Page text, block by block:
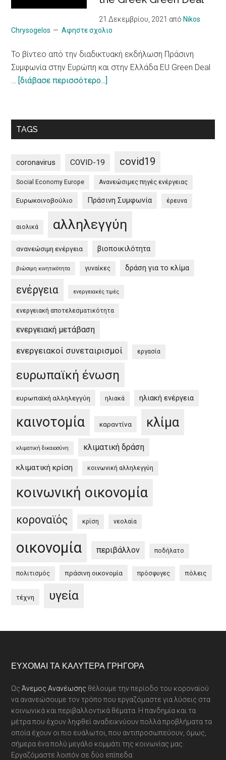
πιο
υπεύθυνο
μοντέλο
10
principles
on
sustainable
tourism
21 Δεκεμβρίου, 2021 από Nikos
Chrysogelos
Αφηστε σχολιο
To βίντεο από την διαδικτυακή εκδήλωση Πράσινη
Συμφωνία στην Ευρώπη και στην Ελλάδα EU Green Deal
… [διάβασε περισσότερο...]
από
εκδήλωση
Συμφωνία
στην
και
Ελλάδα
Green
Green
TAGS
coronavirus COVID-19 covid19
Social Economy Europe Ανανεώσιμες πηγές ενέργειας
Ευρωκοινοβούλιο Πράσινη Συμφωνία έρευνα
αιολικά αλληλεγγύη
ανανεώσιμη ενέργεια βιοποικιλότητα
βιώσιμη κινητικότητα γυναίκες δράση για το κλίμα
ενέργεια ενεργειακές τιμές
ενεργειακή αποτελεσματικότητα
ενεργειακή μετάβαση
ενεργειακοί συνεταιρισμοί εργασία
ευρωπαϊκή ένωση
ευρωπαϊκή αλληλεγγύη ηλιακά ηλιακή ενέργεια
καινοτομία καραντίνα κλίμα
κλιματική δικαιοσύνη κλιματική δράση
κλιματική κρίση κοινωνική αλληλεγγύη
κοινωνική οικονομία
κοροναϊός κρίση νεολαία
οικονομία περιβάλλον ποδήλατο
πολιτισμός πράσινη οικονομία πρόσφυγες πόλεις
τέχνη υγεία
Footer
ΕΎΧΟΜΑΙ ΤΑ ΚΑΛΎΤΕΡΑ ΓΡΉΓΟΡΑ
ΩςΆνεμος Ανανέωσης θέλουμε την περίοδο του κοροναϊού
να ανανεώσουμε τον τρόπο που εργαζόμαστε για λύσεις στα
κοινωνικά και περιβαλλοντικά θέματα. Η πανδημία και τα
μέτρα που έχουν ληφθεί αναδεικνύουν πολλά προβλήματα τα
οποία έχουν οι πιο ευάλωτοι, που αντιπροσωπεύουν, όμως,
σήμερα ένα πολύ μεγάλο κομμάτι της κοινωνίας μας.
Εργαζόμαστε λοιπόν σε δύο επίπεδα: